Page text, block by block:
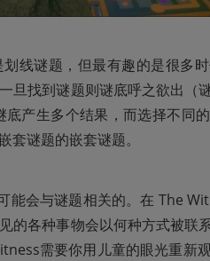
线谜题，但最有趣的是很多
旦找到谜题则谜底呼之欲出（
产生多个结果，而选择不同
套谜题的嵌套谜题。
能会与谜题相关的。在 The
的各种事物会以何种方式被联
需要你用儿童的眼光重新